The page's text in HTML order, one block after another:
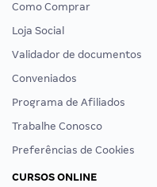
Como Comprar
Loja Social
Validador de documentos
Conveniados
Programa de Afiliados
Trabalhe Conosco
Preferências de Cookies
CURSOS ONLINE